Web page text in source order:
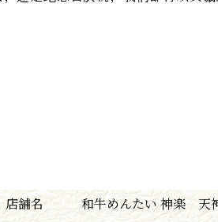
店舗名
和牛めんたい 神楽 天